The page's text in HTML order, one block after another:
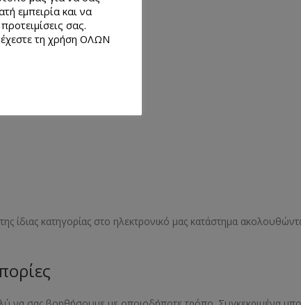
ίδιας κατηγορίας στο ηλεκτρονικό μας κατάστημα
εμπειρία και να
σας.
τη χρήση ΟΛΩΝ